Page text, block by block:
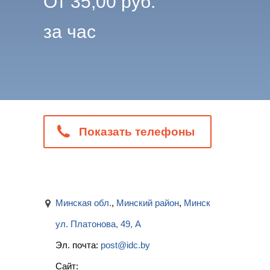
за час
Показать телефоны
Минская обл., Минский район, Минск
ул. Платонова, 49, А
Эл. почта: post@idc.by
Сайт: